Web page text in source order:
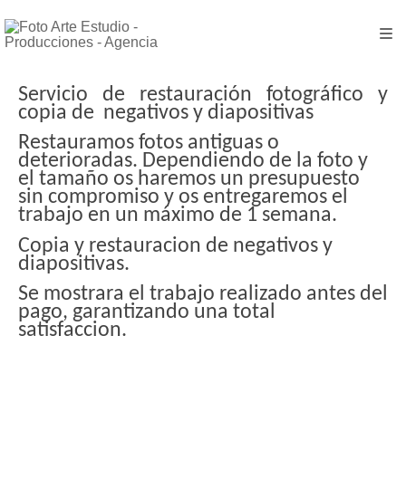
Servicio de restauración fotográfico y
copia de negativos y diapositivas
Restauramos fotos antiguas o
deterioradas. Dependiendo de la foto y
el tamaño os haremos un presupuesto
sin compromiso y os entregaremos el
trabajo en un máximo de 1 semana.
Copia y restauracion de negativos y
diapositivas.
Se mostrara el trabajo realizado antes del
pago, garantizando una total
satisfaccion.